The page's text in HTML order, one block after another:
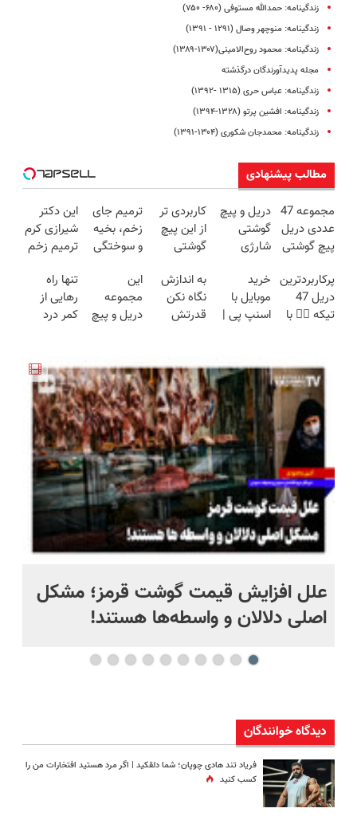
زندگینامه: حمدالله مستوفی (۶۸۰- ۷۵۰)
زندگینامه: منوچهر وصال (۱۲۹۱ - ۱۳۹۱)
زندگینامه: محمود روح‌الامینی(۱۳۰۷-۱۳۸۹)
مجله پدیدآورندگان درگذشته
زندگینامه: عباس حری (۱۳۱۵ -۱۳۹۲)
زندگینامه: افشین پرتو (۱۳۲۸-۱۳۹۴)
زندگینامه: محمدجان شکوری (۱۳۰۴-۱۳۹۱)
مطالب پیشنهادی
مجموعه 47
عددی دریل
پیچ گوشتی
(تخفیف به
مدت
محدود)
دریل و پیچ
گوشتی
شارژی
کنترل
سرعت ⚡
(همراه با
کاربردی تر
از این پیچ
گوشتی
تیکه
کاربردی با
ضمانت
ترمیم جای
زخم، بخیه
و سوختگی
هفته!!😍
این دکتر
شیرازی کرم
ترمیم زخم
ساخت!!!
پرکاربردترین
دریل 47
تیکه 👈🏻 با
خرید
موبایل با
اسنپ پی |
کارمزد!
به اندازش
نگاه نکن
قدرتش
درب
منزل+گارانتی
تعویض)
این
مجموعه
دریل و پیچ
نصف قیمت
بخر!😉
تنها راه
رهایی از
کمر درد
(◂پرسش‌نامه)
علل افزایش قیمت گوشت قرمز؛ مشکل
اصلی دلالان و واسطه‌ها هستند!
دیدگاه خوانندگان
فریاد تند هادی چوپان؛‌ شما دلقکید | اگر مرد هستید افتخارات من را
کسب کنید